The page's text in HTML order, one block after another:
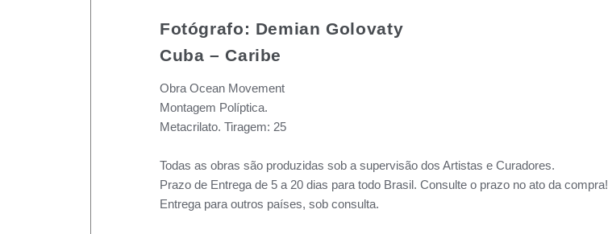
Fotógrafo: Demian Golovaty
Cuba – Caribe
Obra Ocean Movement
Montagem Políptica.
Metacrilato. Tiragem: 25
Todas as obras são produzidas sob a supervisão dos Artistas e Curadores.
Prazo de Entrega de 5 a 20 dias para todo Brasil. Consulte o prazo no ato da compra!
Entrega para outros países, sob consulta.